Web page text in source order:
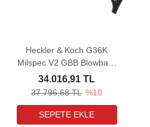
Heckler & Koch G36K
Milspec V2 GBB Blowback
Airsoft Havalı Tüfek
37.796,68 TL %10
34.016,91 TL